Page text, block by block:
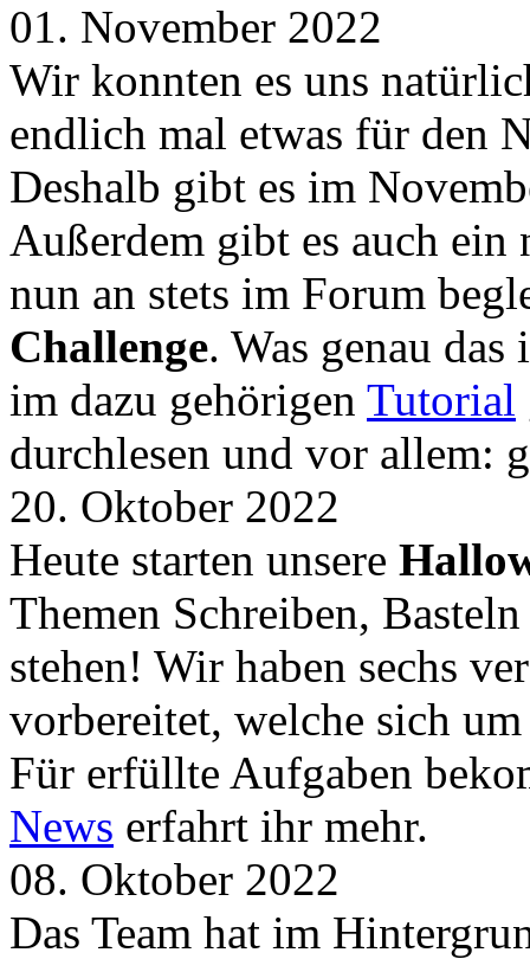
01. November 2022
Wir konnten es uns
endlich mal etwas für den
Deshalb gibt es im
Außerdem gibt es auch ein
nun an stets im Forum
Challenge. Was genau
im dazu gehörigen Tutorial
durchlesen und vor allem:
20. Oktober 2022
Heute starten unsere
Themen Schreiben,
stehen! Wir haben sechs
vorbereitet, welche sich
Für erfüllte Aufgaben
News erfahrt ihr mehr.
08. Oktober 2022
Das Team hat im